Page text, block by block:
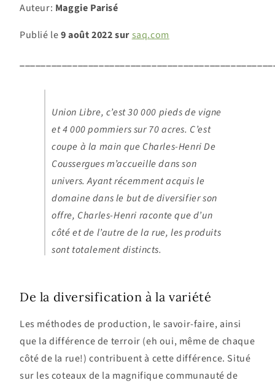
Auteur: Maggie Parisé
Publié le9 août 2022 sursaq.com
Union Libre, c’est 30 000 pieds de vigne
et 4 000 pommiers sur 70 acres. C’est
coupe à la main que Charles-Henri De
Coussergues m’accueille dans son
univers. Ayant récemment acquis le
domaine dans le but de diversifier son
offre, Charles-Henri raconte que d’un
côté et de l’autre de la rue, les produits
sont totalement distincts.
De la diversification à la variété
Les méthodes de production, le savoir-faire, ainsi
que la différence de terroir (eh oui, même de chaque
côté de la rue!) contribuent à cette différence. Situé
sur les coteaux de la magnifique communauté de